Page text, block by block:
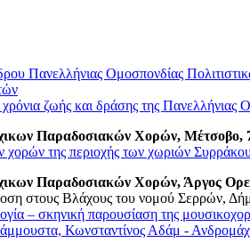
Πανελλήνιας Ομοσπονδίας
ζωής και δράσης της
Παραδοσιακών Χορών, Μέτσοβο,
χορών της περιοχής των χωριών
Παραδοσιακών Χορών, Άργος
στους Βλάχους του νομού Σερρών,
– σκηνική παρουσίαση της
Κωνσταντίνος Αδάμ -